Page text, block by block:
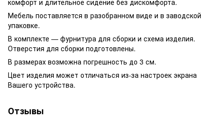
Мебель поставляется в разобранном виде и в заводской
упаковке.
В комплекте — фурнитура для сборки и схема изделия.
Отверстия для сборки подготовлены.
В размерах возможна погрешность до 3 см.
Цвет изделия может отличаться из-за настроек экрана
Вашего устройства.
Отзывы